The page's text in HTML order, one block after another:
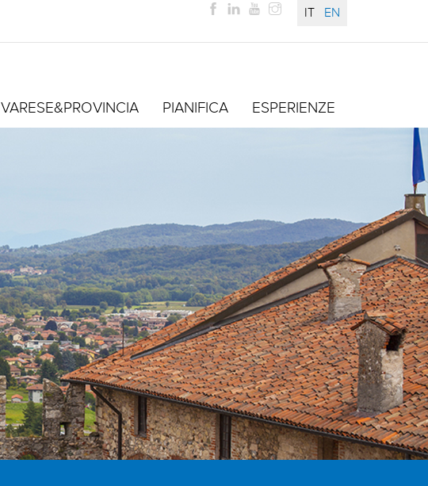
IT EN
VARESE&PROVINCIA PIANIFICA ESPERIENZE